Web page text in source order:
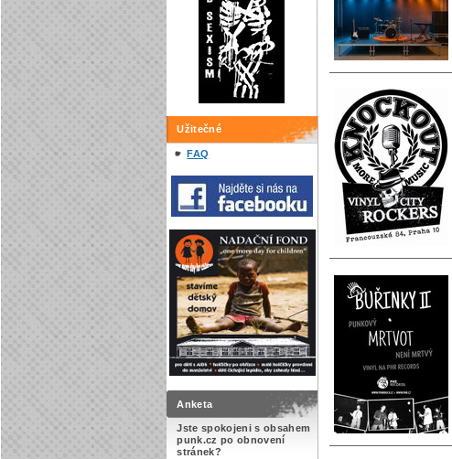
Užitečné
FAQ
Anketa
Jste spokojeni s obsahem
punk.cz po obnovení
stránek?